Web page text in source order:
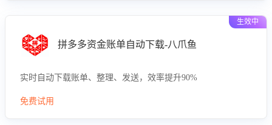
生效中
拼多多资金账单自动下载-八爪鱼
实时自动下载账单、整理、发送，效率提升90%
免费试用